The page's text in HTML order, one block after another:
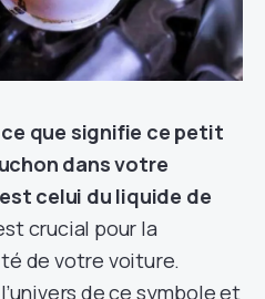
que signifie ce petit
dans votre
celui du liquide de
crucial pour la
de votre voiture.
de ce symbole et